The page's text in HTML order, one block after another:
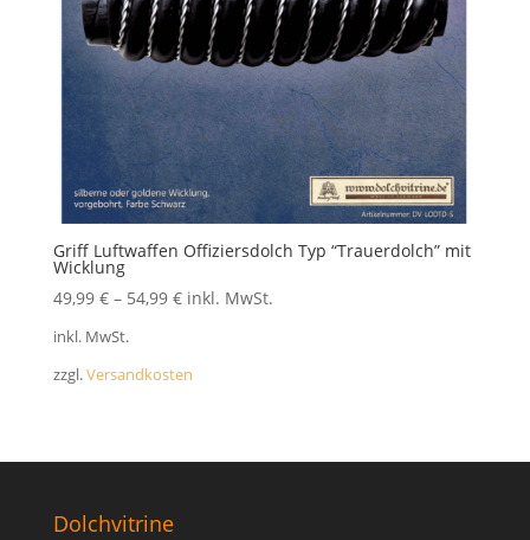
Griff Luftwaffen Offiziersdolch Typ “Trauerdolch” mit
Wicklung
49,99 €– 54,99 € inkl. MwSt.
inkl. MwSt.
zzgl.Versandkosten
Dolchvitrine